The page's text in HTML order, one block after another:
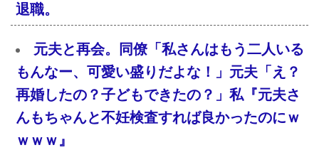
退職。
元夫と再会。同僚「私さんはもう二人いる
もんなー、可愛い盛りだよな！」元夫「え？
再婚したの？子どもできたの？」私『元夫さ
んもちゃんと不妊検査すれば良かったのにｗ
ｗｗｗ』